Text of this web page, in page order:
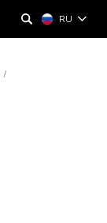
RU
/